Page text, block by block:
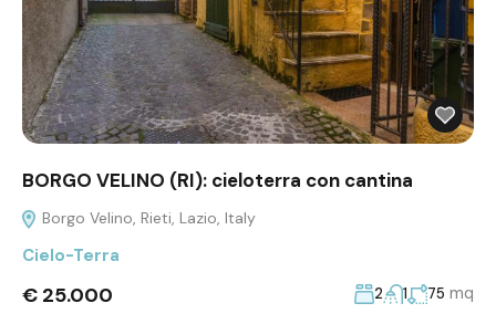
BORGO VELINO (RI): cieloterra con cantina
Borgo Velino, Rieti, Lazio, Italy
Cielo-Terra
€ 25.000 2 1 75 mq